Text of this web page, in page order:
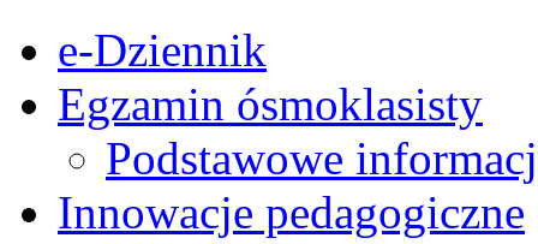
e-Dziennik
Egzamin ósmoklasisty
Podstawowe
Innowacje pedagogiczne